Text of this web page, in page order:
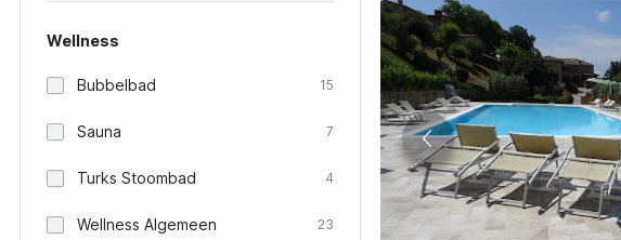
Wellness
Bubbelbad 15
Sauna 7
Turks Stoombad 4
Wellness Algemeen 23